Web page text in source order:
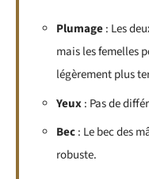
Plumage: Les
mais les femelles
légèrement plus
Yeux: Pas de
Bec: Le bec des
robuste.